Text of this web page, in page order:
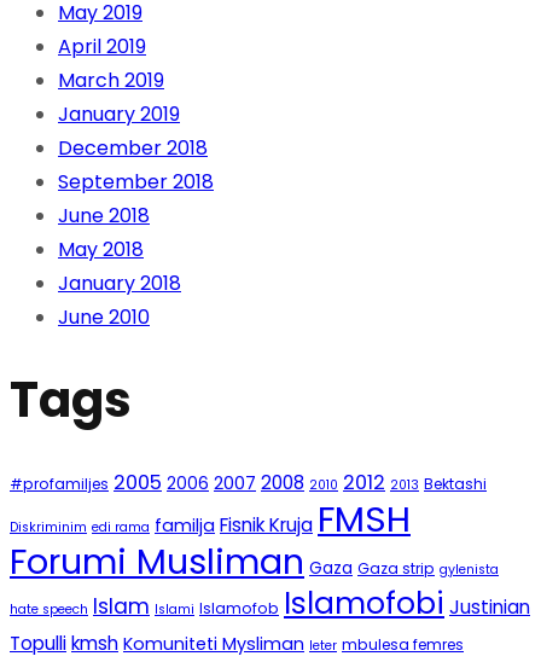
May 2019
April 2019
March 2019
January 2019
December 2018
September 2018
June 2018
May 2018
January 2018
June 2010
Tags
#profamiljes 2005 2006 2007 2008 2010 2012 2013 Bektashi
Diskriminim edi rama familja Fisnik Kruja FMSH
Forumi Musliman Gaza Gaza strip gylenista
hate speech Islam Islami Islamofob Islamofobi Justinian
Topullikmsh Komuniteti Mysliman leter mbulesa femres